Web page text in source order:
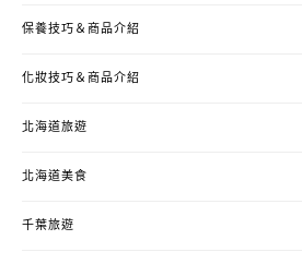
保養技巧＆商品介紹
化妝技巧＆商品介紹
北海道旅遊
北海道美食
千葉旅遊